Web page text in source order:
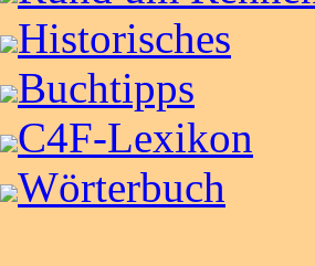
Historisches
Buchtipps
C4F-Lexikon
Wörterbuch